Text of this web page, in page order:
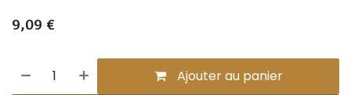
9,09 €
Ajouter au panier